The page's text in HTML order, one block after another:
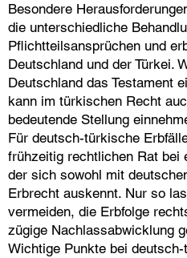
Besondere
die unterschiedliche
Pflichtteilsansprüchen und
Deutschland und der Türkei.
Deutschland das Testament
kann im türkischen Recht
bedeutende Stellung
Für deutsch-türkische
frühzeitig rechtlichen Rat bei
der sich sowohl mit
Erbrecht auskennt. Nur so
vermeiden, die Erbfolge
zügige Nachlassabwicklung
Wichtige Punkte bei